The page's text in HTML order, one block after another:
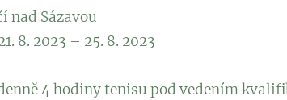
nad Sázavou
8. 2023 – 25. 8. 2023
4 hodiny tenisu pod vedením